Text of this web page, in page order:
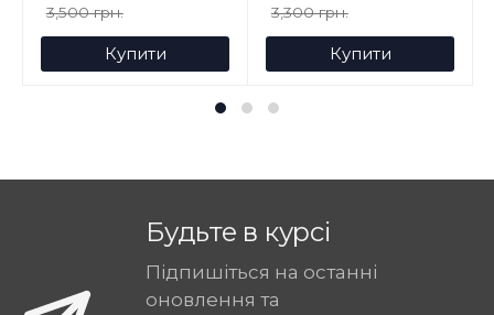
3,500 грн.
Купити
3,300 грн.
Купити
Будьте в курсі
Підпишіться на останні
оновлення та